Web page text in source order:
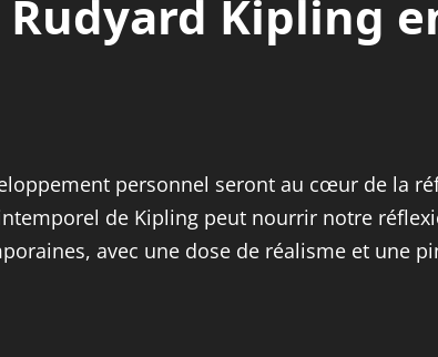
Kipling
personnel seront au cœur de la
de Kipling peut nourrir notre
avec une dose de réalisme et une